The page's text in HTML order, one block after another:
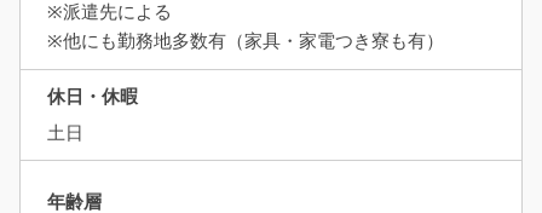
※派遣先による
※他にも勤務地多数有（家具・家電つき寮も有）
休日・休暇
土日
年齢層